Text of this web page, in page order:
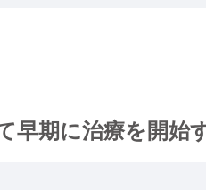
早期に治療を開始